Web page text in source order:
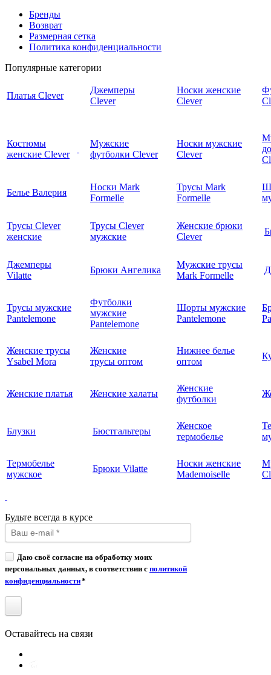
Бренды
Возврат
Размерная сетка
Политика конфиденциальности
Популярные категории
Платья Clever
Джемперы
Clever
Носки женские
Clever
Костюмы
женские Clever
Мужские
футболки Clever
Носки мужские
Clever
Белье Валерия
Носки Mark
Formelle
Трусы Mark
Formelle
Трусы Clever
женские
Трусы Clever
мужские
Женские брюки
Clever
Джемперы
Vilatte
Брюки Ангелика
Мужские трусы
Mark Formelle
Трусы мужские
Pantelemone
Футболки
мужские
Pantelemone
Шорты мужские
Pantelemone
Женские трусы
Ysabel Mora
Женские
трусы оптом
Нижнее белье
оптом
Женские платья Женские халаты
Женские
футболки
Блузки Бюстгальтеры
Женское
термобелье
Термобелье
мужское
Брюки Vilatte
Носки женские
Mademoiselle
Будьте всегда в курсе
Даю своё согласие на обработку моих
персональных данных, в соответствии с политикой
конфиденциальности*
Оставайтесь на связи